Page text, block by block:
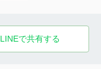
LINEで共有する